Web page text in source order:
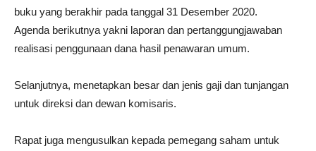
buku yang berakhir pada tanggal 31 Desember 2020.
Agenda berikutnya yakni laporan dan pertanggungjawaban
realisasi penggunaan dana hasil penawaran umum.
Selanjutnya, menetapkan besar dan jenis gaji dan tunjangan
untuk direksi dan dewan komisaris.
Rapat juga mengusulkan kepada pemegang saham untuk